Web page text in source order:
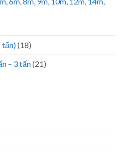
tấn)(18)
– 3 tấn(21)